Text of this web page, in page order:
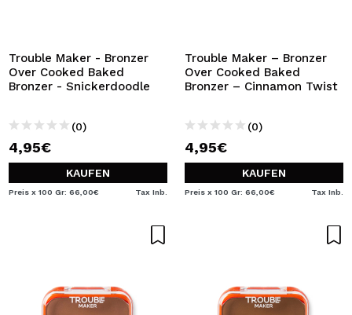
Durch die Erstellung eines Kontos bei Maquillalia.de
können Sie Ihre Einkäufe schnell tätigen, den Status Ihrer
Bestellungen überprüfen und Ihre bisherigen Vorgänge
BENUTZERKONTO ERSTELLEN
Trouble Maker - Bronzer
Over Cooked Baked
Bronzer - Snickerdoodle
(0)
4,95€
KAUFEN
Preis x 100 Gr: 66,00€ Tax Inb.
Trouble Maker – Bronzer
Over Cooked Baked
Bronzer – Cinnamon Twist
(0)
4,95€
KAUFEN
Preis x 100 Gr: 66,00€ Tax Inb.